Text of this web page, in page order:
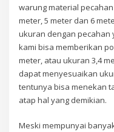
warung material
meter, 5 meter dan 6
ukuran dengan pecahan
kami bisa memberikan
meter, atau ukuran 3,4
dapat menyesuaikan
tentunya bisa menekan
atap hal yang demikian.
Meski mempunyai